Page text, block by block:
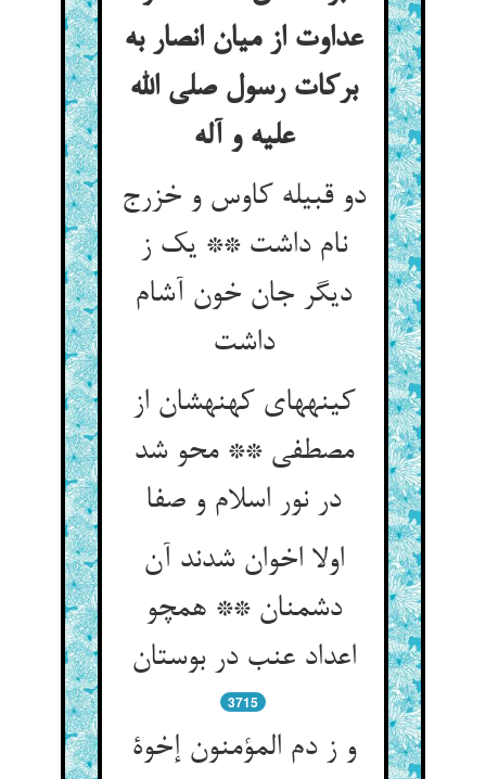
عداوت از میان انصار به
برکات رسول صلی الله
علیه و آله
دو قبیله کاوس و خزرج
نام داشت ** یک ز
دیگر جان خون آشام
داشت‏
کینه‏های کهنه‏شان از
مصطفی ** محو شد
در نور اسلام و صفا
اولا اخوان شدند آن
دشمنان ** همچو
اعداد عنب در بوستان‏
3715
و ز دم المؤمنون إخوة